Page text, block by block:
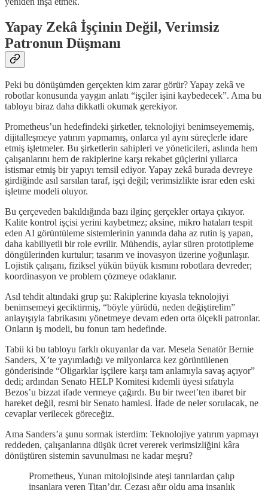
Yapay Zekâ İşçinin Değil, Verimsiz
Patronun Düşmanı
Peki bu dönüşümden gerçekten kim zarar görür? Yapay zekâ ve
robotlar konusunda yaygın anlatı “işçiler işini kaybedecek”. Ama bu
tabloyu biraz daha dikkatli okumak gerekiyor.
Prometheus’un hedefindeki şirketler, teknolojiyi benimseyememiş,
dijitalleşmeye yatırım yapmamış, onlarca yıl aynı süreçlerle idare
etmiş işletmeler. Bu şirketlerin sahipleri ve yöneticileri, aslında hem
çalışanlarını hem de rakiplerine karşı rekabet güçlerini yıllarca
istismar etmiş bir yapıyı temsil ediyor. Yapay zekâ burada devreye
girdiğinde asıl sarsılan taraf, işçi değil; verimsizlikte israr eden eski
işletme modeli oluyor.
Bu çerçeveden bakıldığında bazı ilginç gerçekler ortaya çıkıyor.
Kalite kontrol işçisi yerini kaybetmez; aksine, mikro hataları tespit
eden AI görüntüleme sistemlerinin yanında daha az rutin iş yapan,
daha kabiliyetli bir role evrilir. Mühendis, aylar süren prototipleme
döngülerinden kurtulur; tasarım ve inovasyon üzerine yoğunlaşır.
Lojistik çalışanı, fiziksel yükün büyük kısmını robotlara devreder;
koordinasyon ve problem çözmeye odaklanır.
Asıl tehdit altındaki grup şu: Rakiplerine kıyasla teknolojiyi
benimsemeyi geciktirmiş, “böyle yürüdü, neden değiştirelim”
anlayışıyla fabrikasını yönetmeye devam eden orta ölçekli patronlar.
Onların iş modeli, bu fonun tam hedefinde.
Tabii ki bu tabloyu farklı okuyanlar da var. Mesela Senatör Bernie
Sanders, X’te yayımladığı ve milyonlarca kez görüntülenen
gönderisinde “Oligarklar işçilere karşı tam anlamıyla savaş açıyor”
dedi; ardından Senato HELP Komitesi kıdemli üyesi sıfatıyla
Bezos’u bizzat ifade vermeye çağırdı. Bu bir tweet’ten ibaret bir
hareket değil, resmi bir Senato hamlesi. İfade de neler sorulacak, ne
cevaplar verilecek göreceğiz.
Ama Sanders’a şunu sormak isterdim: Teknolojiye yatırım yapmayı
reddeden, çalışanlarına düşük ücret vererek verimsizliğini kâra
dönüştüren sistemin savunulması ne kadar meşru?
Prometheus, Yunan mitolojisinde ateşi tanrılardan çalıp
insanlara veren Titan’dır. Cezası ağır oldu ama insanlık